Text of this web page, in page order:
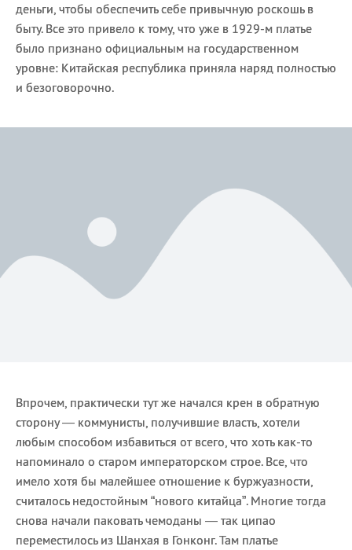
деньги, чтобы обеспечить себе привычную роскошь в
быту. Все это привело к тому, что уже в 1929-м платье
было признано официальным на государственном
уровне: Китайская республика приняла наряд полностью
и безоговорочно.
Впрочем, практически тут же начался крен в обратную
сторону — коммунисты, получившие власть, хотели
любым способом избавиться от всего, что хоть как-то
напоминало о старом императорском строе. Все, что
имело хотя бы малейшее отношение к буржуазности,
считалось недостойным “нового китайца”. Многие тогда
снова начали паковать чемоданы — так ципао
переместилось из Шанхая в Гонконг. Там платье